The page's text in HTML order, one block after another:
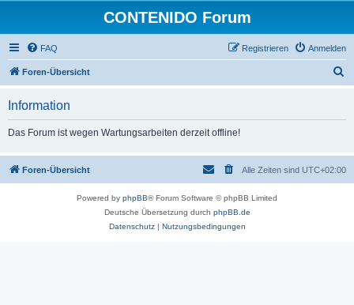
CONTENIDO Forum
FAQ Anmelden
Registrieren
Foren-Übersicht
Information
Das Forum ist wegen Wartungsarbeiten derzeit offline!
Foren-Übersicht Alle Zeiten sind UTC+02:00
Powered by phpBB® Forum Software © phpBB Limited
Deutsche Übersetzung durch phpBB.de
Datenschutz| Nutzungsbedingungen